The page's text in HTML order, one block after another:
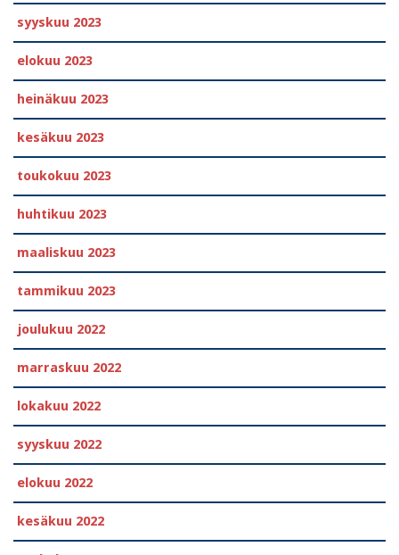
syyskuu 2023
elokuu 2023
heinäkuu 2023
kesäkuu 2023
toukokuu 2023
huhtikuu 2023
maaliskuu 2023
tammikuu 2023
joulukuu 2022
marraskuu 2022
lokakuu 2022
syyskuu 2022
elokuu 2022
kesäkuu 2022